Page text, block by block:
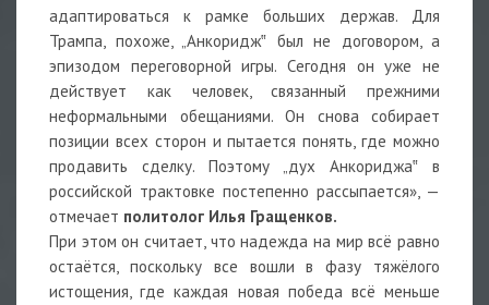
адаптироваться к рамке больших держав. Для
Трампа, похоже, „Анкоридж‟ был не договором, а
эпизодом переговорной игры. Сегодня он уже не
действует как человек, связанный прежними
неформальными обещаниями. Он снова собирает
позиции всех сторон и пытается понять, где можно
продавить сделку. Поэтому „дух Анкориджа‟ в
российской трактовке постепенно рассыпается», —
отмечает политолог Илья Гращенков.
При этом он считает, что надежда на мир всё равно
остаётся, поскольку все вошли в фазу тяжёлого
истощения, где каждая новая победа всё меньше